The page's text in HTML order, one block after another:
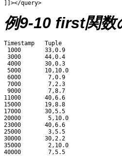
例9-10 first関数
Timestamp   Tuple
1000       33,0.9
3000       44,0.4
4000       30,0.3
5000       10,10.0
6000        7,0.9
7000        7,2.3
9000        7,8.7
11000       40,6.6
15000       19,8.8
17000       30,5.5
20000        5,10.0
23000       40,6.6
25000        3,5.5
30000       30,2.2
35000        2,10.0
40000        7,5.5